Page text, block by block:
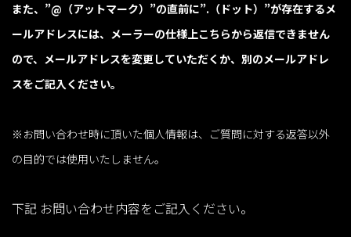
また、”@（アットマーク）”の直前に”.（ドット）”が存在するメ
ールアドレスには、メーラーの仕様上こちらから返信できません
ので、メールアドレスを変更していただくか、別のメールアドレ
スをご記入ください。
※お問い合わせ時に頂いた個人情報は、ご質問に対する返答以外
の目的では使用いたしません。
下記 お問い合わせ内容をご記入ください。